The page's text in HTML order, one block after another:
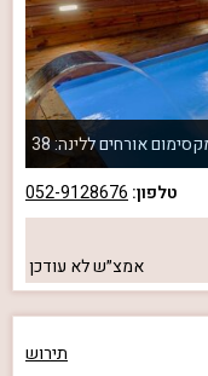
אורחים ללינה: 38
טלפון: 052-9128676
אמצ״שלא עודכן
תירוש